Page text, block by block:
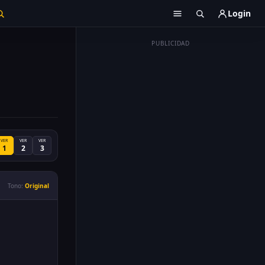
Login
PUBLICIDAD
VER
1
VER
2
VER
3
Tono: Original